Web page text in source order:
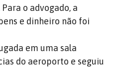
o advogado, a
e dinheiro não foi
em uma sala
do aeroporto e seguiu